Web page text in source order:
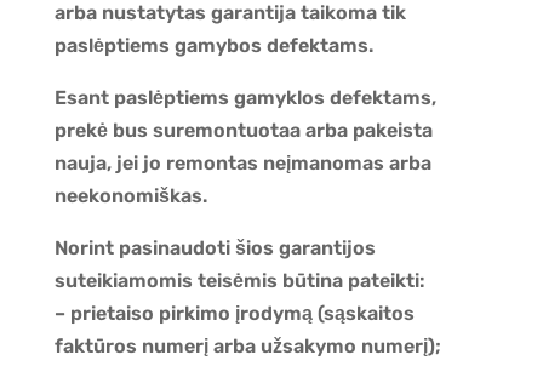
arba nustatytas garantija taikoma tik
paslėptiems gamybos defektams.
Esant paslėptiems gamyklos defektams,
prekė bus suremontuotaa arba pakeista
nauja, jei jo remontas neįmanomas arba
neekonomiškas.
Norint pasinaudoti šios garantijos
suteikiamomis teisėmis būtina pateikti:
– prietaiso pirkimo įrodymą (sąskaitos
faktūros numerį arba užsakymo numerį);